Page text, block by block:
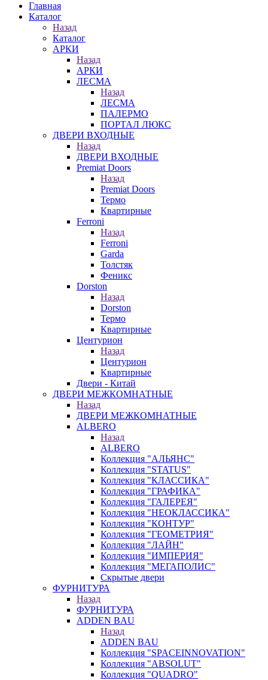
Главная
Каталог
Назад
Каталог
АРКИ
Назад
АРКИ
ЛЕСМА
Назад
ЛЕСМА
ПАЛЕРМО
ПОРТАЛ ЛЮКС
ДВЕРИ ВХОДНЫЕ
Назад
ДВЕРИ ВХОДНЫЕ
Premiat Doors
Назад
Premiat Doors
Термо
Квартирные
Ferroni
Назад
Ferroni
Garda
Толстяк
Феникс
Dorston
Назад
Dorston
Термо
Квартирные
Центурион
Назад
Центурион
Квартирные
Двери - Китай
ДВЕРИ МЕЖКОМНАТНЫЕ
Назад
ДВЕРИ МЕЖКОМНАТНЫЕ
ALBERO
Назад
ALBERO
Коллекция "АЛЬЯНС"
Коллекция "STATUS"
Коллекция "КЛАССИКА"
Коллекция "ГРАФИКА"
Коллекция "ГАЛЕРЕЯ"
Коллекция "НЕОКЛАССИКА"
Коллекция "КОНТУР"
Коллекция "ГЕОМЕТРИЯ"
Коллекция "ЛАЙН"
Коллекция "ИМПЕРИЯ"
Коллекция "МЕГАПОЛИС"
Скрытые двери
ФУРНИТУРА
Назад
ФУРНИТУРА
ADDEN BAU
Назад
ADDEN BAU
Коллекция "SPACEINNOVATION"
Коллекция "ABSOLUT"
Коллекция "QUADRO"